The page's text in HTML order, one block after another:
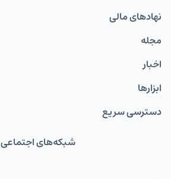
نهاد‌های مالی
مجله
اخبار
ابزارها
دسترسی سریع
شبکه‌های اجتماعی